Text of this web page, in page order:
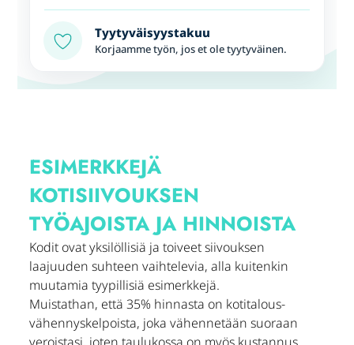
Tyytyväisyystakuu
Korjaamme työn, jos et ole tyytyväinen.
ESIMERKKEJÄ
KOTISIIVOUKSEN
TYÖAJOISTA JA HINNOISTA
Kodit ovat yksilöllisiä ja toiveet siivouksen
laajuuden suhteen vaihtelevia, alla kuitenkin
muutamia tyypillisiä esimerkkejä.
Muistathan, että 35% hinnasta on kotitalous­
vähennyskelpoista, joka vähennetään suoraan